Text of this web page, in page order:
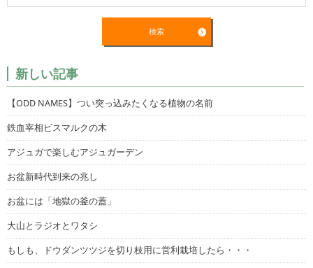
新しい記事
【ODD NAMES】つい突っ込みたくなる植物の名前
鉄血宰相ビスマルクの木
アジュガで楽しむアジュガーデン
お盆新時代到来の兆し
お盆には「地獄の釜の蓋」
大山とラジオとワタシ
もしも、ドウダンツツジを切り枝用に営利栽培したら・・・